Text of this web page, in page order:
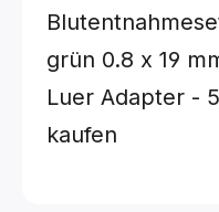
grün 0.8 x 19
Luer Adapter -
kaufen